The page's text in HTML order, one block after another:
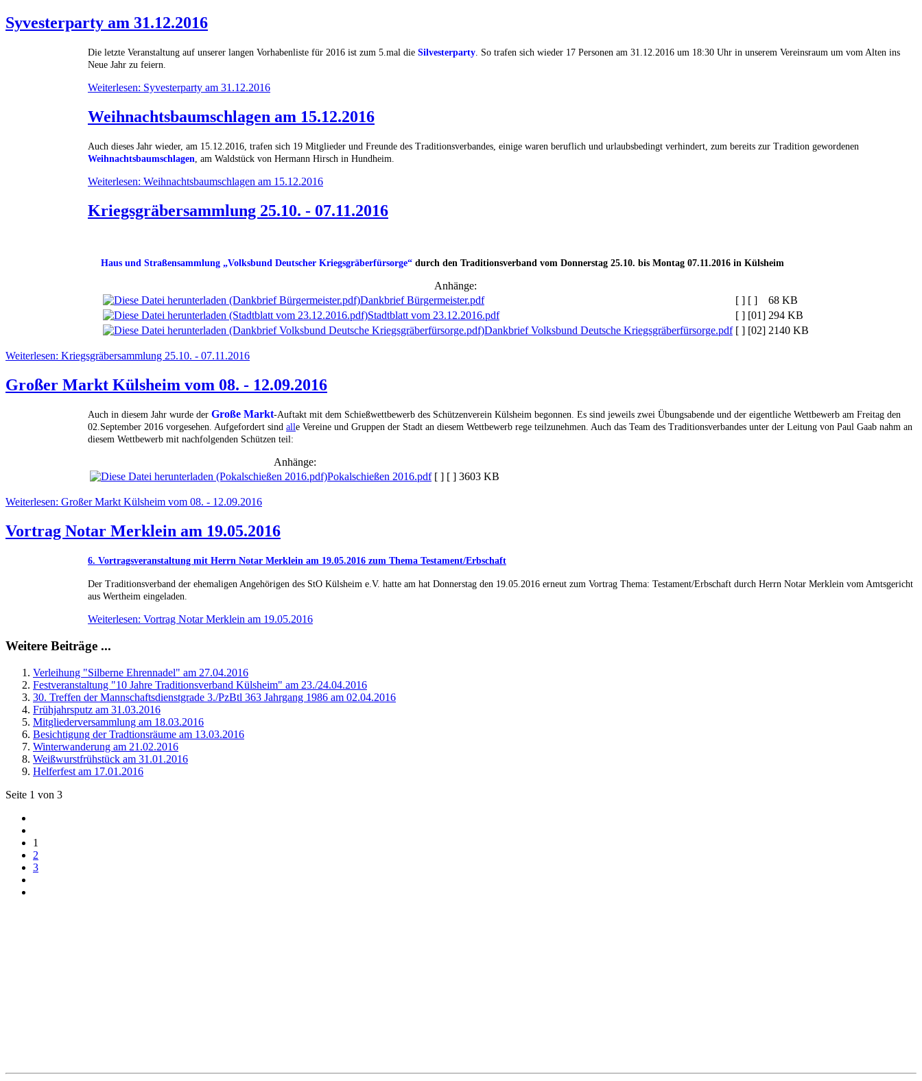
Syvesterparty am 31.12.2016
Die letzte Veranstaltung auf unserer langen Vorhabenliste für 2016 ist zum 5.mal die Silvesterparty . So trafen sich wieder 17 Personen am 31.12.2016 um 18:30 Uhr in unserem Vereinsraum um vom Alten ins
Neue Jahr zu feiern.
Weiterlesen: Syvesterparty am 31.12.2016
Weihnachtsbaumschlagen am 15.12.2016
Auch dieses Jahr wieder, am 15.12.2016, trafen sich 19 Mitglieder und Freunde des Traditionsverbandes, einige waren beruflich und urlaubsbedingt verhindert, zum bereits zur Tradition gewordenen
Weihnachtsbaumschlagen , am Waldstück von Hermann Hirsch in Hundheim.
Weiterlesen: Weihnachtsbaumschlagen am 15.12.2016
Kriegsgräbersammlung 25.10. - 07.11.2016
Haus und Straßensammlung „Volksbund Deutscher Kriegsgräberfürsorge“durch den Traditionsverband vom Donnerstag 25.10. bis Montag 07.11.2016 in Külsheim
Anhänge:
Dankbrief Bürgermeister.pdf
[ ] [ ]
68 KB
Stadtblatt vom 23.12.2016.pdf
[ ] [01] 294 KB
Dankbrief Volksbund Deutsche Kriegsgräberfürsorge.pdf [ ] [02] 2140 KB
Weiterlesen: Kriegsgräbersammlung 25.10. - 07.11.2016
Großer Markt Külsheim vom 08. - 12.09.2016
Auch in diesem Jahr wurde der Große Markt-Auftakt mit dem Schießwettbewerb des Schützenverein Külsheim begonnen. Es sind jeweils zwei Übungsabende und der eigentliche Wettbewerb am Freitag den
02.September 2016 vorgesehen. Aufgefordert sind alle Vereine und Gruppen der Stadt an diesem Wettbewerb rege teilzunehmen. Auch das Team des Traditionsverbandes unter der Leitung von Paul Gaab nahm an
diesem Wettbewerb mit nachfolgenden Schützen teil:
Anhänge:
Pokalschießen 2016.pdf [ ] [ ] 3603 KB
Weiterlesen: Großer Markt Külsheim vom 08. - 12.09.2016
Vortrag Notar Merklein am 19.05.2016
6. Vortragsveranstaltung mit Herrn Notar Merklein am 19.05.2016 zum Thema Testament/Erbschaft
Der Traditionsverband der ehemaligen Angehörigen des StO Külsheim e.V. hatte am hat Donnerstag den 19.05.2016 erneut zum Vortrag Thema: Testament/Erbschaft durch Herrn Notar Merklein vom Amtsgericht
aus Wertheim eingeladen.
Weiterlesen: Vortrag Notar Merklein am 19.05.2016
Weitere Beiträge ...
Verleihung "Silberne Ehrennadel" am 27.04.2016
Festveranstaltung "10 Jahre Traditionsverband Külsheim" am 23./24.04.2016
30. Treffen der Mannschaftsdienstgrade 3./PzBtl 363 Jahrgang 1986 am 02.04.2016
Frühjahrsputz am 31.03.2016
Mitgliederversammlung am 18.03.2016
Besichtigung der Tradtionsräume am 13.03.2016
Winterwanderung am 21.02.2016
Weißwurstfrühstück am 31.01.2016
Helferfest am 17.01.2016
Seite 1 von 3
1
2
3